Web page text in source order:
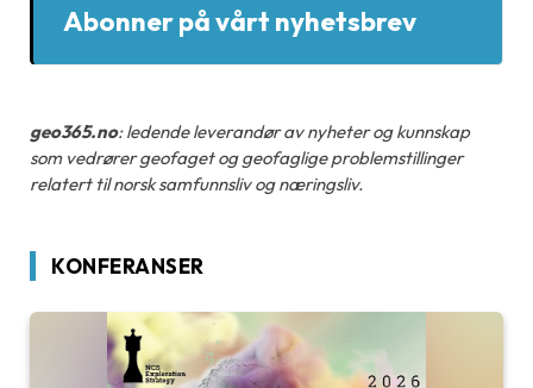
Abonner på vårt nyhetsbrev
geo365.no: ledende leverandør av nyheter og kunnskap
som vedrører geofaget og geofaglige problemstillinger
relatert til norsk samfunnsliv og næringsliv.
KONFERANSER